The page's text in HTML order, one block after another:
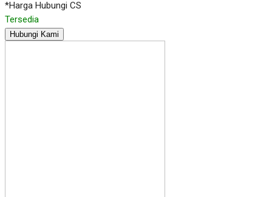
*Harga Hubungi CS
Tersedia
Hubungi Kami